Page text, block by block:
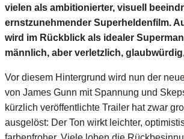
vielen als ambitionierter, visuell
ernstzunehmender Superheldenfilm.
wird im Rückblick als idealer
männlich, aber verletzlich,
Vor diesem Hintergrund wird nun der
von James Gunn mit Spannung und
kürzlich veröffentlichte Trailer hat zwar
ausgelöst: Der Ton wirkt leichter,